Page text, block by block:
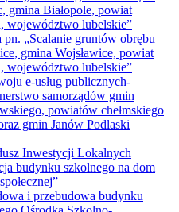
gmina Białopole, powiat
województwo lubelskie”
pn. „Scalanie gruntów obrębu
gmina Wojsławice, powiat
województwo lubelskie”
e-usług publicznych-
samorządów gmin
powiatów chełmskiego
gmin Janów Podlaski
Inwestycji Lokalnych
budynku szkolnego na dom
i przebudowa budynku